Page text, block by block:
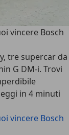
vincere Bosch
tre supercar da
G DM-i. Trovi
in 4 minuti
vincere Bosch